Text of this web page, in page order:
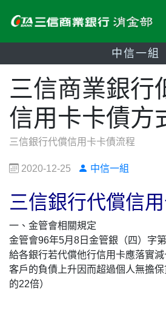
中信一組
三信商業銀行
信用卡卡債方
三信銀行代償信用卡卡債流程
2020-12-25 中信一組
三信銀行代償信
一、金管會相關規定
金管會96年5月8日金管銀（四）字
給各銀行若代償他行信用卡應落實
客戶的負債上升因而超過個人無擔
的22倍）